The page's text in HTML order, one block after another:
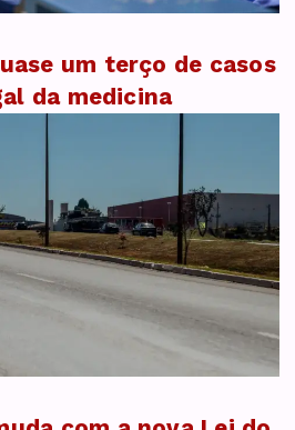
um terço de casos
da medicina